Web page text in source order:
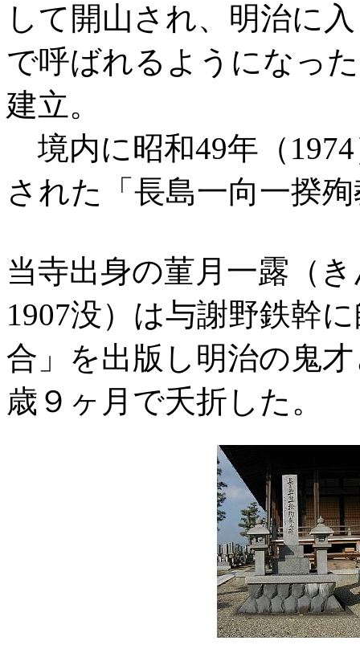
して開山され、明治に
で呼ばれるようになっ
建立。
境内に昭和49年（
された「長島一向一揆
当寺出身の菫月一露（
1907没）は与謝野鉄幹
合」を出版し明治の鬼
歳９ヶ月で夭折した。